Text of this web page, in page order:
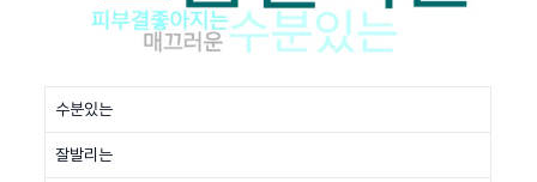
수분있는
잘발리는